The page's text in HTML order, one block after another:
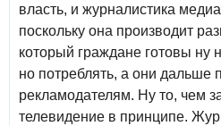
власть, и журналистика
поскольку она производит
который граждане готовы ну
но потреблять, а они дальше
рекламодателям. Ну то, чем
телевидение в принципе.